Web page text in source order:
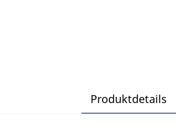
Produktdetails